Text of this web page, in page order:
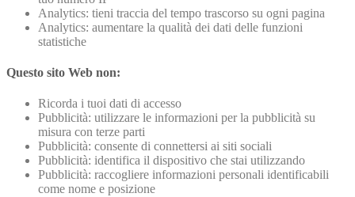
Analytics: tieni traccia del tempo trascorso su ogni pagina
Analytics: aumentare la qualità dei dati delle funzioni
statistiche
Questo sito Web non:
Ricorda i tuoi dati di accesso
Pubblicità: utilizzare le informazioni per la pubblicità su
misura con terze parti
Pubblicità: consente di connettersi ai siti sociali
Pubblicità: identifica il dispositivo che stai utilizzando
Pubblicità: raccogliere informazioni personali identificabili
come nome e posizione